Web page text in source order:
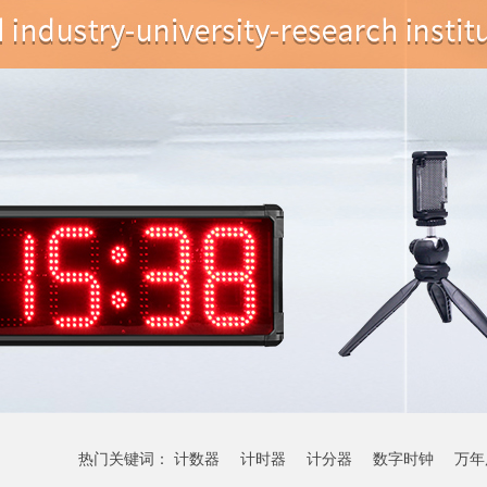
热门关键词： 计数器 计时器 计分器 数字时钟 万